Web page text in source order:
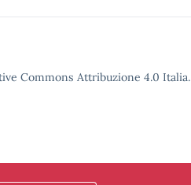
Commons Attribuzione 4.0 Italia.